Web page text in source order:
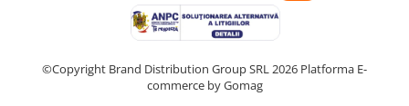
Calculatoare de birou
Distrugatoare documente
Cosuri de gunoi pentru birou
Scaune, birouri si produse
©Copyright Brand Distribution Group SRL 2026 Platforma E-
commerce by Gomag